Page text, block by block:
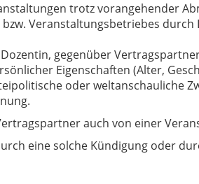
trotz vorangehender
Veranstaltungsbetriebes
gegenüber
Eigenschaften (Alter,
oder weltanschauliche
auch von einer
eine solche Kündigung oder